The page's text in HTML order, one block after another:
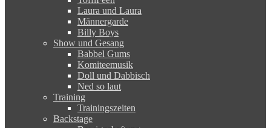
Laura und Laura
Männergarde
Billy Boys
Show und Gesang
Babbel Gums
Komiteemusik
Doll und Dabbisch
Ned so laut
Training
Trainingszeiten
Backstage